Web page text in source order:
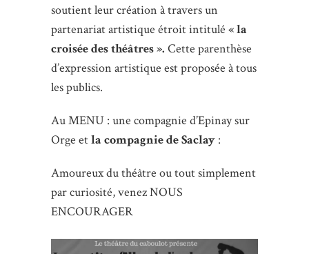
soutient leur création à travers un
partenariat artistique étroit intitulé « la
croisée des théâtres ». Cette parenthèse
d’expression artistique est proposée à tous
les publics.
Au MENU : une compagnie d’Epinay sur
Orge etla compagniedeSaclay :
Amoureux du théâtre ou tout simplement
par curiosité, venez NOUS
ENCOURAGER